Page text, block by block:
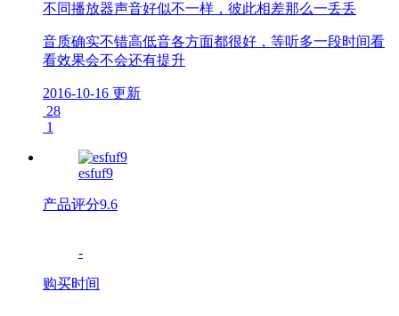
不同播放器声音好似不一样，彼此相差那么一丢丢
音质确实不错高低音各方面都很好，等听多一段时间看
看效果会不会还有提升
2016-10-16 更新
28
1
esfuf9
产品评分9.6
-
购买时间